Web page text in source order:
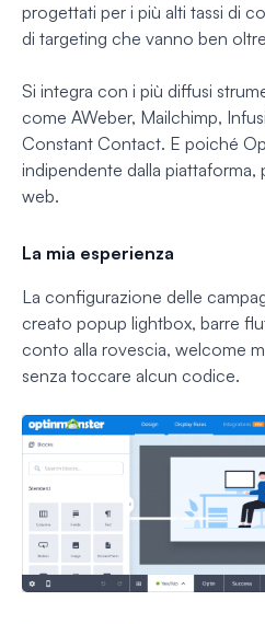
progettati per i più alti tassi di
di targeting che vanno ben
Si integra con i più diffusi
come AWeber, Mailchimp,
Constant Contact. E poiché
indipendente dalla piattaforma,
web.
La mia esperienza
La configurazione delle
creato popup lightbox, barre
conto alla rovescia, welcome
senza toccare alcun codice.